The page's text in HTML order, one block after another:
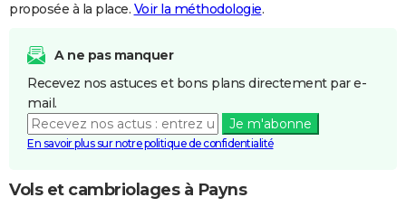
proposée à la place. Voir la méthodologie.
A ne pas manquer
Recevez nos astuces et bons plans directement par e-
mail.
Je m'abonne
En savoir plus sur notre politique de confidentialité
Vols et cambriolages à Payns